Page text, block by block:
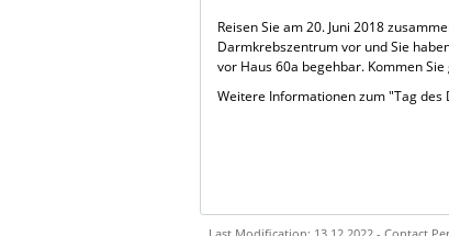
Reisen Sie am 20. Juni 2018
Darmkrebszentrum vor und Sie
vor Haus 60a begehbar. Kommen
Weitere Informationen zum "Tag